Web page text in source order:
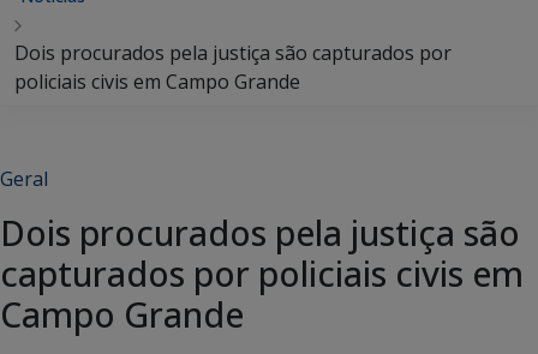
Dois procurados pela justiça são capturados por
policiais civis em Campo Grande
Geral
Dois procurados pela justiça são
capturados por policiais civis em
Campo Grande